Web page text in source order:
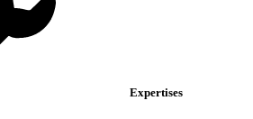
Expertises